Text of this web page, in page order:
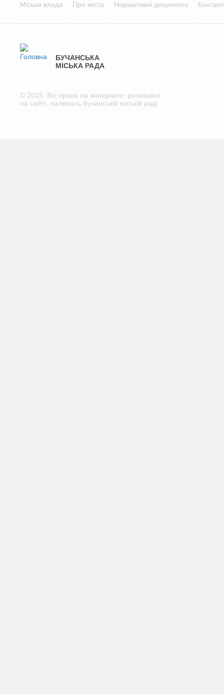
Міська влада Про місто Нормативні документи
БУЧАНСЬКА
МІСЬКА РАДА
© 2015. Всі права на матеріали, розміщені
на сайті, належать Бучанській міській раді